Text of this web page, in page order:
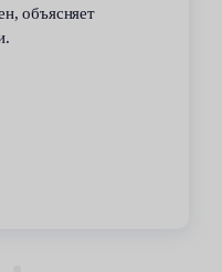
объясняет